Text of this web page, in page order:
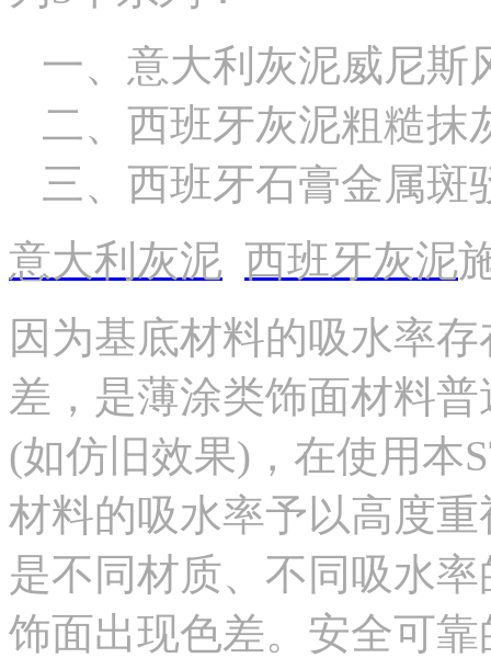
一、意大利灰泥威尼
二、西班牙灰泥粗糙
三、西班牙石膏金属斑
意大利灰泥 西班牙灰泥
因为基底材料的吸水率
差，是薄涂类饰面材料
(如仿旧效果)，在使用本
材料的吸水率予以高度
是不同材质、不同吸水
饰面出现色差。安全可